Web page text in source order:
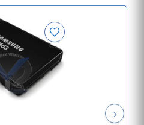
Bureau
›